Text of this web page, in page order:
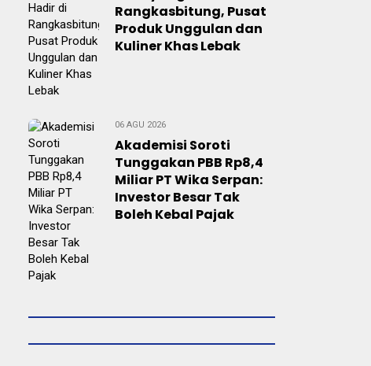
Rangkasbitung, Pusat
Produk Unggulan dan
Kuliner Khas Lebak
06 AGU 2026
Akademisi Soroti
Tunggakan PBB Rp8,4
Miliar PT Wika Serpan:
Investor Besar Tak
Boleh Kebal Pajak